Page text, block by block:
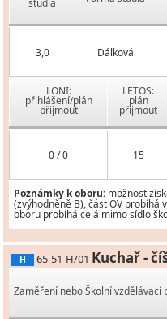
studia
3,0 Dálková
LONI:
přihlášení/plán
přijmout
LETOS:
plán
přijmout
0 / 0 15
Poznámky k oboru: možnost
(zvýhodněně B), část OV
oboru probíhá celá mimo sídlo
H 65-51-H/01 Kuchař -
Zaměření nebo Školní vzdělávací